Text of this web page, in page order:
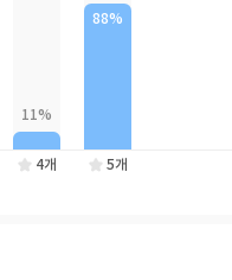
올라오는 등 현지에서도 큰
4개 5개